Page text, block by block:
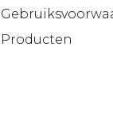
Producten